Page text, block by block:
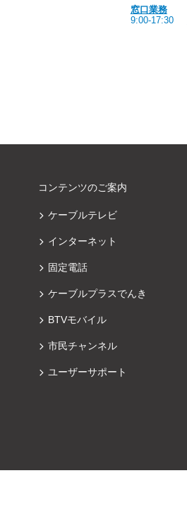
窓口業務
9:00-17:30
コンテンツのご案内
ケーブルテレビ
インターネット
固定電話
ケーブルプラスでんき
BTVモバイル
市民チャンネル
ユーザーサポート